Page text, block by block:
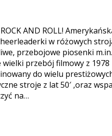
I ROCK AND ROLL!
w różowych
przebojowe piosenki
przebój filmowy z
do wielu
stroje z lat 50′ ,oraz
na…